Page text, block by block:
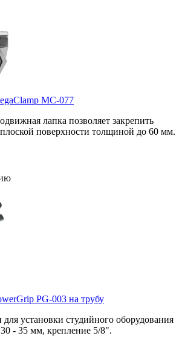
MC-077
лапка позволяет закрепить
поверхности толщиной до 60 мм.
PG-003 на трубу
установки студийного оборудования
- 35 мм, крепление 5/8".